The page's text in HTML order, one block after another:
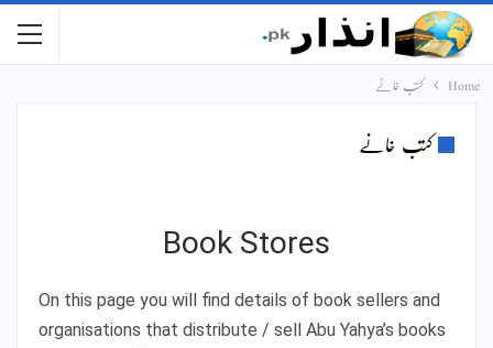
Home کتب خانے
کتب خانے
Book Stores
On this page you will find details of book sellers and
organisations that distribute / sell Abu Yahya’s books